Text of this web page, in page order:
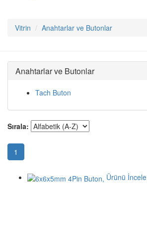
Vitrin Anahtarlar ve Butonlar
Anahtarlar ve Butonlar
Tach Buton
Sırala:
1
Ürünü İncele